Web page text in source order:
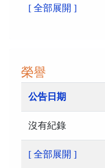
[ 全部展開 ]
榮譽
公告日期
沒有紀錄
[ 全部展開 ]